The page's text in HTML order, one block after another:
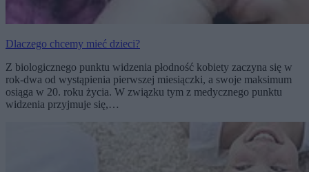
Dlaczego chcemy mieć dzieci?
Z biologicznego punktu widzenia płodność kobiety zaczyna się w
rok-dwa od wystąpienia pierwszej miesiączki, a swoje maksimum
osiąga w 20. roku życia. W związku tym z medycznego punktu
widzenia przyjmuje się,…